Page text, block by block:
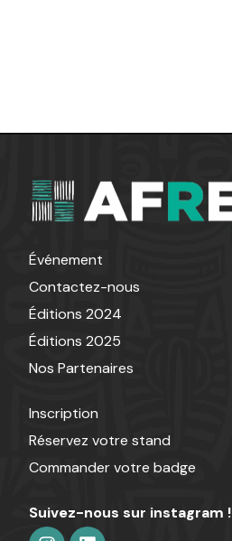
Événement
Contactez-nous
Éditions 2024
Éditions 2025
Nos Partenaires
Inscription
Réservez votre stand
Commander votre badge
Suivez-nous sur instagram !